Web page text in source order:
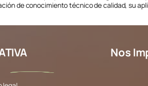
de conocimiento técnico de calidad, su
Nos